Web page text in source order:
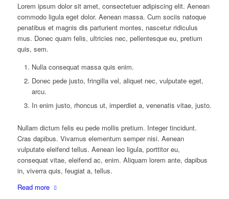
Lorem ipsum dolor sit amet, consectetuer adipiscing elit. Aenean
commodo ligula eget dolor. Aenean massa. Cum sociis natoque
penatibus et magnis dis parturient montes, nascetur ridiculus
mus. Donec quam felis, ultricies nec, pellentesque eu, pretium
quis, sem.
Nulla consequat massa quis enim.
Donec pede justo, fringilla vel, aliquet nec, vulputate eget,
arcu.
In enim justo, rhoncus ut, imperdiet a, venenatis vitae, justo.
Nullam dictum felis eu pede mollis pretium. Integer tincidunt.
Cras dapibus. Vivamus elementum semper nisi. Aenean
vulputate eleifend tellus. Aenean leo ligula, porttitor eu,
consequat vitae, eleifend ac, enim. Aliquam lorem ante, dapibus
in, viverra quis, feugiat a, tellus.
Read more